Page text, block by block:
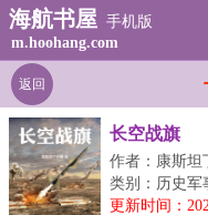
海航书屋 手机版
m.hoohang.com
返回
长空战旗
作者：康斯坦
类别：历史军
更新时间：